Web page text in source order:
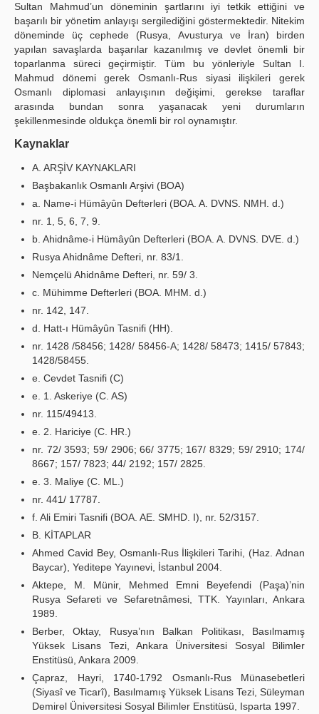
Sultan Mahmud’un döneminin şartlarını iyi tetkik ettiğini ve
başarılı bir yönetim anlayışı sergilediğini göstermektedir. Nitekim
döneminde üç cephede (Rusya, Avusturya ve İran) birden
yapılan savaşlarda başarılar kazanılmış ve devlet önemli bir
toparlanma süreci geçirmiştir. Tüm bu yönleriyle Sultan I.
Mahmud dönemi gerek Osmanlı-Rus siyasi ilişkileri gerek
Osmanlı diplomasi anlayışının değişimi, gerekse taraflar
arasında bundan sonra yaşanacak yeni durumların
şekillenmesinde oldukça önemli bir rol oynamıştır.
Kaynaklar
A. ARŞİV KAYNAKLARI
Başbakanlık Osmanlı Arşivi (BOA)
a. Name-i Hümâyûn Defterleri (BOA. A. DVNS. NMH. d.)
nr. 1, 5, 6, 7, 9.
b. Ahidnâme-i Hümâyûn Defterleri (BOA. A. DVNS. DVE. d.)
Rusya Ahidnâme Defteri, nr. 83/1.
Nemçelü Ahidnâme Defteri, nr. 59/ 3.
c. Mühimme Defterleri (BOA. MHM. d.)
nr. 142, 147.
d. Hatt-ı Hümâyûn Tasnifi (HH).
nr. 1428 /58456; 1428/ 58456-A; 1428/ 58473; 1415/ 57843;
1428/58455.
e. Cevdet Tasnifi (C)
e. 1. Askeriye (C. AS)
nr. 115/49413.
e. 2. Hariciye (C. HR.)
nr. 72/ 3593; 59/ 2906; 66/ 3775; 167/ 8329; 59/ 2910; 174/
8667; 157/ 7823; 44/ 2192; 157/ 2825.
e. 3. Maliye (C. ML.)
nr. 441/ 17787.
f. Ali Emiri Tasnifi (BOA. AE. SMHD. I), nr. 52/3157.
B. KİTAPLAR
Ahmed Cavid Bey, Osmanlı-Rus İlişkileri Tarihi, (Haz. Adnan
Baycar), Yeditepe Yayınevi, İstanbul 2004.
Aktepe, M. Münir, Mehmed Emni Beyefendi (Paşa)’nin
Rusya Sefareti ve Sefaretnâmesi, TTK. Yayınları, Ankara
1989.
Berber, Oktay, Rusya’nın Balkan Politikası, Basılmamış
Yüksek Lisans Tezi, Ankara Üniversitesi Sosyal Bilimler
Enstitüsü, Ankara 2009.
Çapraz, Hayri, 1740-1792 Osmanlı-Rus Münasebetleri
(Siyasî ve Ticarî), Basılmamış Yüksek Lisans Tezi, Süleyman
Demirel Üniversitesi Sosyal Bilimler Enstitüsü, Isparta 1997.